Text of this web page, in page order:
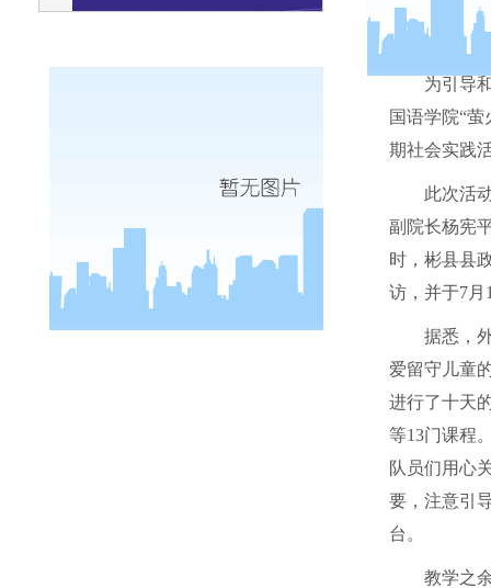
为引导
国语学院“
期社会实践
此次活
副院长杨宪
时，彬县县
访，并于7月
据悉，
爱留守儿童
进行了十天
等13门课程
队员们用心
要，注意引
台。
教学之